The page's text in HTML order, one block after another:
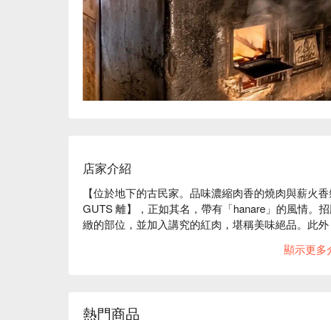
店家介紹
【位於地下的古民家。品味濃縮肉香的燒肉與薪火
GUTS 離】，正如其名，帶有「hanare」的風情。
緻的部位，並加入講究的紅肉，堪稱美味絕品。此
的氛圍。特別是地下的石牆，從民家建造之初保存
顯示更多
熱門商品